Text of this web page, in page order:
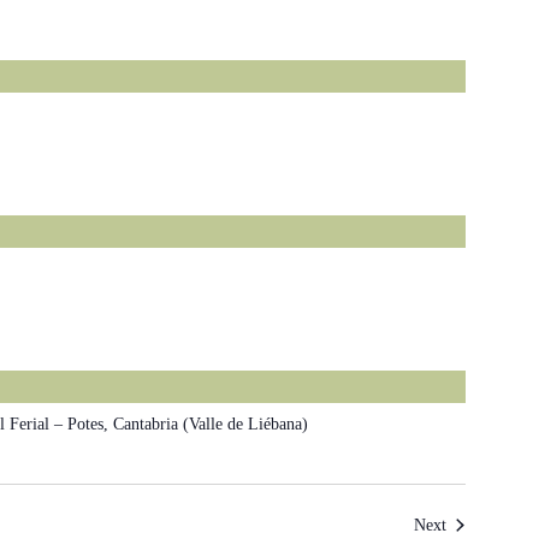
– Potes, Cantabria (Valle de Liébana)
NextEvents